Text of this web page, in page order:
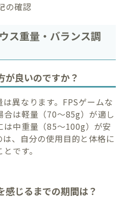
の確認
ス重量・バランス調
が良いのですか？
異なります。FPSゲームな
合は軽量（70～85g）が適し
は中重量（85～100g）が安
、自分の使用目的と体格に
です。
感じるまでの期間は？